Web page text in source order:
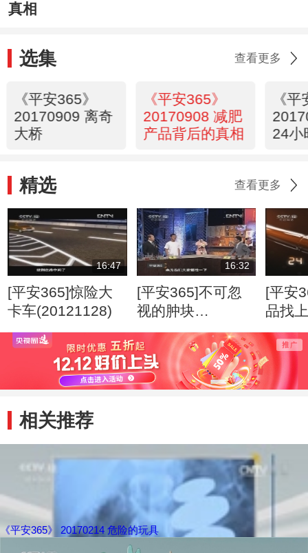
真相
选集 查看更多
《平安365》
20170909 离奇
大桥
《平安365》
20170908 减肥
产品背后的真相
《
24小
精选 查看更多
16:47
[平安365]惊险大
卡车(20121128)
16:32
[平安365]不可忽
视的肿块
(20120807)
[平安
品找
相关推荐
《平安365》 20170214 危险的玩具